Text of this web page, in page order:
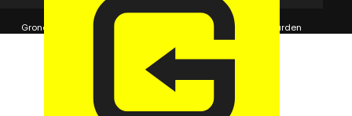
© 2026 GaragePark.
Grondposities
365Beheer & GaragePark Algemene voorwaarden